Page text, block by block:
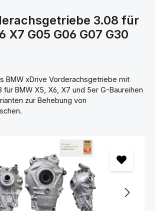
3.08 für
X7 G05 G06 G07 G30
BMW xDrive Vorderachsgetriebe mit
BMW X5, X6, X7 und 5er G-Baureihen
zur Behebung von